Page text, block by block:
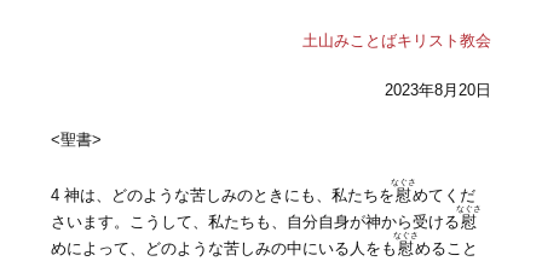
土山みことばキリスト教会
2023年8月20日
<聖書>
4 神は、どのような苦しみのときにも、私たちを慰
なぐさ
めてくだ
さいます。こうして、私たちも、自分自身が神から受ける慰
なぐさ
めによって、どのような苦しみの中にいる人をも 慰
なぐさ
めること